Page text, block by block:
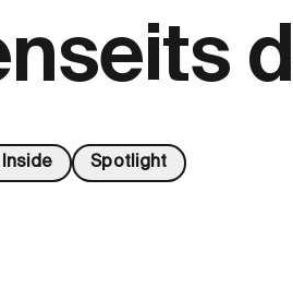
Spotlight